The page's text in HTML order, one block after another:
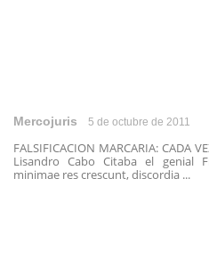
Mercojuris 5 de octubre de 2011
FALSIFICACION MARCARIA: CADA
Lisandro Cabo Citaba el genial
minimae res crescunt, discordia ...